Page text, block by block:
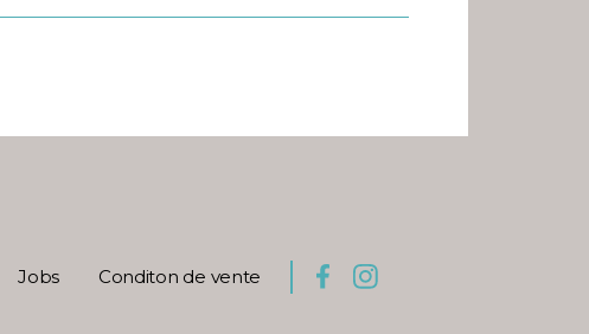
Jobs Conditon de vente